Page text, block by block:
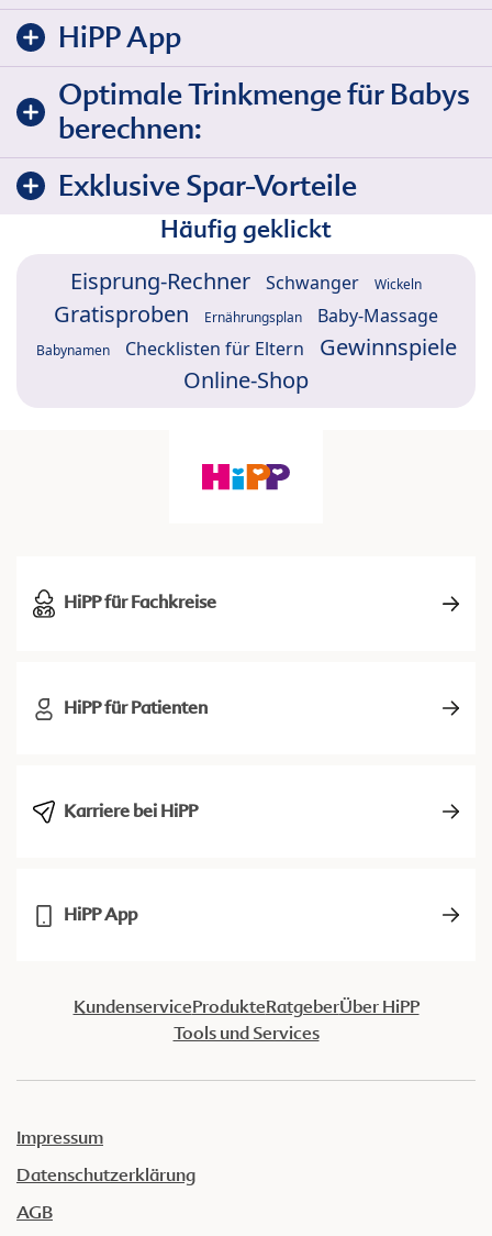
HiPP App
Optimale Trinkmenge für Babys
berechnen:
Exklusive Spar-Vorteile
Häufig geklickt
Eisprung-Rechner Schwanger Wickeln
Gratisproben Ernährungsplan Baby-Massage
Babynamen Checklisten für Eltern
Gewinnspiele
Online-Shop
HiPP für Fachkreise
HiPP für Patienten
Karriere bei HiPP
HiPP App
KundenserviceProdukteRatgeberÜber HiPP
Tools und Services
Impressum
Datenschutzerklärung
AGB